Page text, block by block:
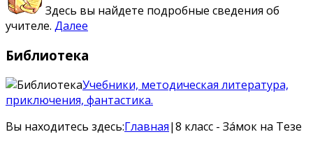
Здесь вы найдете подробные сведения об
учителе. Далее
Библиотека
Учебники, методическая литература,
приключения, фантастика.
Вы находитесь здесь:Главная|8 класс - Зáмок на Тезе